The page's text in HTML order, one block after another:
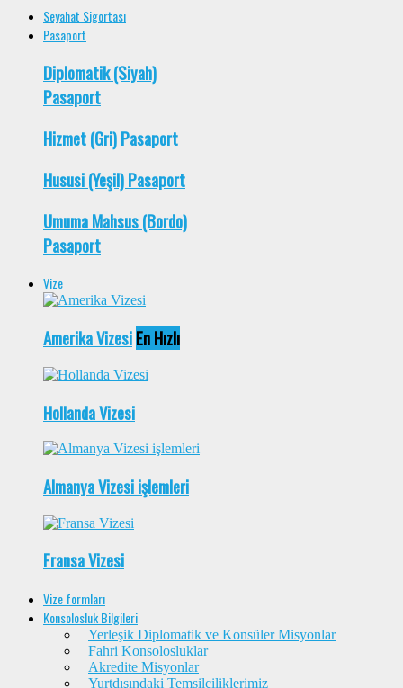
Seyahat Sigortası
Pasaport
Diplomatik (Siyah)
Pasaport
Hizmet (Gri) Pasaport
Hususi (Yeşil) Pasaport
Umuma Mahsus (Bordo)
Pasaport
Vize
Amerika VizesiEn Hızlı
Hollanda Vizesi
Almanya Vizesi işlemleri
Fransa Vizesi
Vize formları
Konsolosluk Bilgileri
Yerleşik Diplomatik ve Konsüler Misyonlar
Fahri Konsolosluklar
Akredite Misyonlar
Yurtdışındaki Temsilciliklerimiz